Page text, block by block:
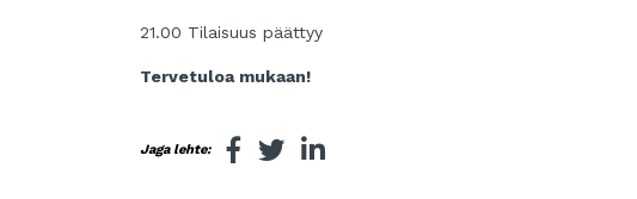
21.00 Tilaisuus päättyy
Tervetuloa mukaan!
Jaga lehte: